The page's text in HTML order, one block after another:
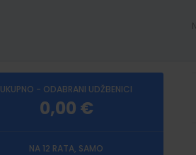
UKUPNO - ODABRANI UDŽBENICI
0,00 €
NA 12 RATA, SAMO